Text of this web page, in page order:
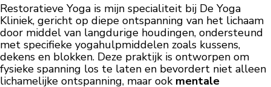
Restoratieve Yoga is mijn specialiteit bij De Yoga
Kliniek, gericht op diepe ontspanning van het lichaam
door middel van langdurige houdingen, ondersteund
met specifieke yogahulpmiddelen zoals kussens,
dekens en blokken. Deze praktijk is ontworpen om
fysieke spanning los te laten en bevordert niet alleen
lichamelijke ontspanning, maar ook mentale